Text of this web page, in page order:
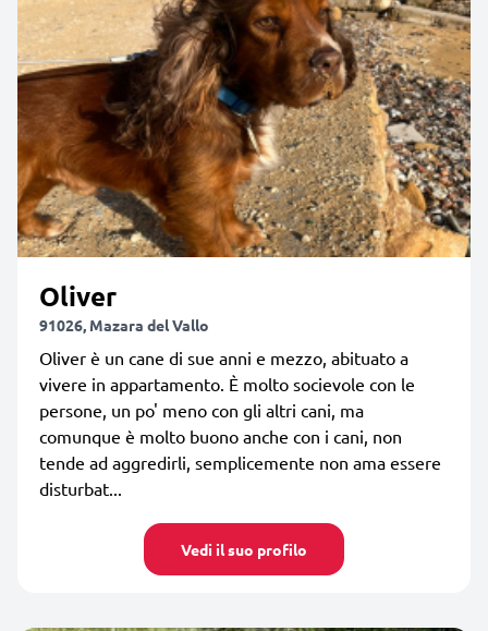
Oliver
91026, Mazara del Vallo
Oliver è un cane di sue anni e mezzo, abituato a
vivere in appartamento. È molto socievole con le
persone, un po' meno con gli altri cani, ma
comunque è molto buono anche con i cani, non
tende ad aggredirli, semplicemente non ama essere
disturbat...
Vedi il suo profilo